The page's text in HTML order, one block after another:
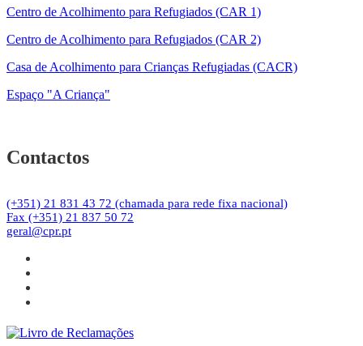
Centro de Acolhimento para Refugiados (CAR 1)
Centro de Acolhimento para Refugiados (CAR 2)
Casa de Acolhimento para Crianças Refugiadas (CACR)
Espaço "A Criança"
Contactos
(+351) 21 831 43 72 (chamada para rede fixa nacional)
Fax (+351) 21 837 50 72
geral@cpr.pt